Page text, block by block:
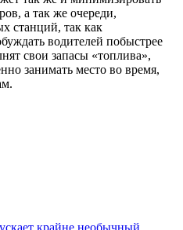
а так же очереди,
станций, так как
водителей побыстрее
свои запасы «топлива»,
занимать место во время,
крайне необычный